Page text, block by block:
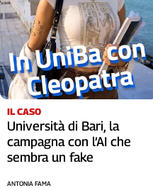
IL CASO
Università di Bari, la
campagna con l’AI che
sembra un fake
ANTONIA FAMA